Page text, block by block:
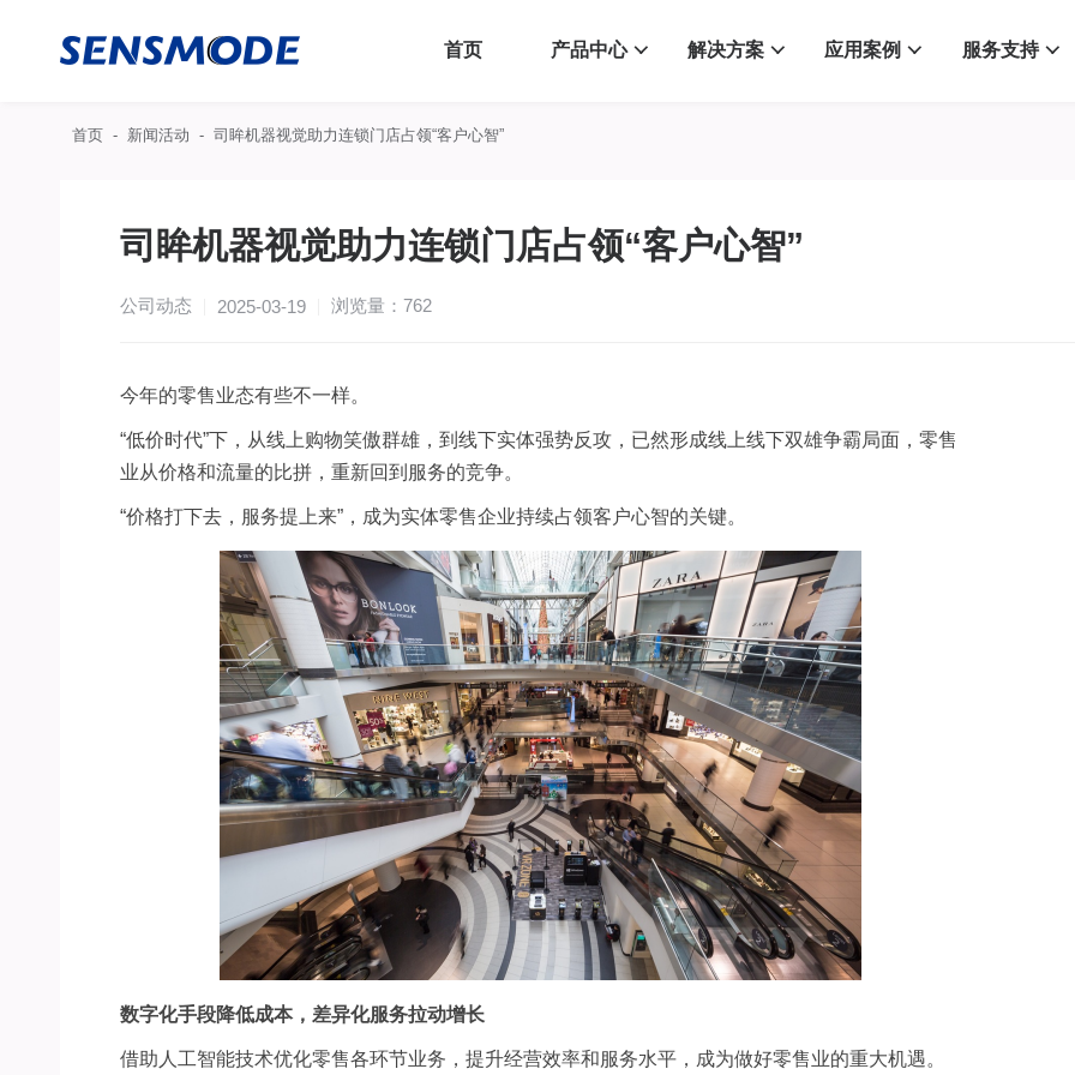
首页 产品中心 解决方案 应用案例 服务支持
首页 新闻活动 司眸机器视觉助力连锁门店占领“客户心智”
司眸机器视觉助力连锁门店占领“客户心智”
公司动态 2025-03-19 浏览量：762
今年的零售业态有些不一样。
“低价时代”下，从线上购物笑傲群雄，到线下实体强势反攻，已然形成线上线下双雄争霸局面，零售
业从价格和流量的比拼，重新回到服务的竞争。
“价格打下去，服务提上来” ，成为实体零售企业持续占领客户心智的关键。
数字化手段降低成本，差异化服务拉动增长
借助人工智能技术优化零售各环节业务，提升经营效率和服务水平，成为做好零售业的重大机遇。